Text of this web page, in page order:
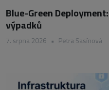
Blue-Green
výpadků
7. srpna 2026 • Petra Sasínová